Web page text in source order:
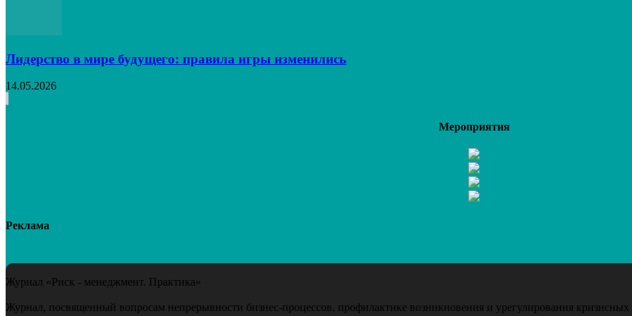
Лидерство в мире будущего: правила игры изменились
14.05.2026
Мероприятия
Реклама
Журнал «Риск - менеджмент. Практика»
Журнал, посвященный вопросам непрерывности бизнес-процессов, профилактике возникновения и урегулирования